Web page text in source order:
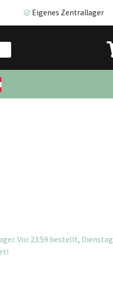
Eigenes Zentrallager
Vor 23:59 bestellt, Dienstag